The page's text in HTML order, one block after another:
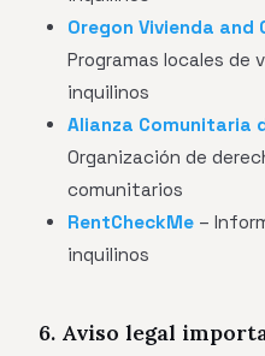
Oregon Vivienda and
Programas locales de
inquilinos
Alianza Comunitaria
Organización de
comunitarios
RentCheckMe –
inquilinos
6. Aviso legal